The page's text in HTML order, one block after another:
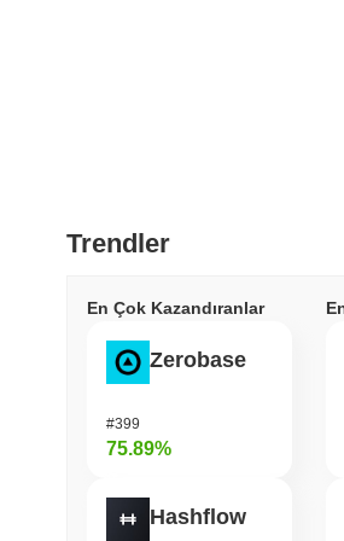
Trendler
En Çok Kazandıranlar
Zerobase
#399
75.89%
Hashflow